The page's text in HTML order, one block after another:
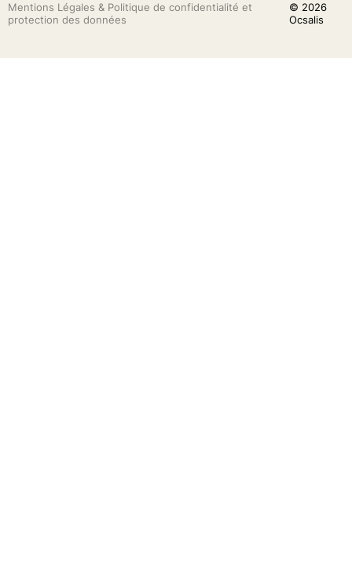
Mentions Légales & Politique de confidentialité et
protection des données
© 2026
Ocsalis